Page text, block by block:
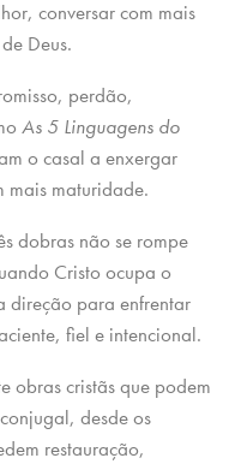
conversar com mais
Deus.
perdão,
As 5 Linguagens do
o casal a enxergar
mais maturidade.
dobras não se rompe
Cristo ocupa o
direção para enfrentar
fiel e intencional.
obras cristãs que podem
desde os
restauração,